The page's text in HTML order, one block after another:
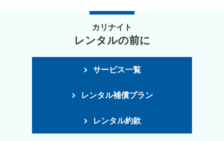
カリナイト
レンタルの前に
サービス一覧
レンタル補償プラン
レンタル約款